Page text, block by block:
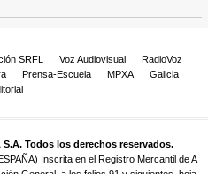
SRFL Voz Audiovisual
RadioVoz
Prensa-Escuela MPXA
Galicia
Todos los derechos reservados.
Inscrita en el Registro Mercantil de A